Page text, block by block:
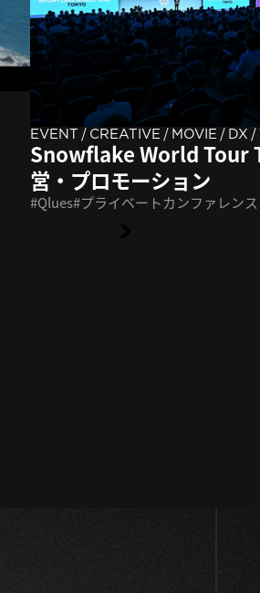
EVENT /CREATIVE /MOVIE /DX /
Snowflake World Tour
営・プロモーション
Qlues プライベートカンファレンス